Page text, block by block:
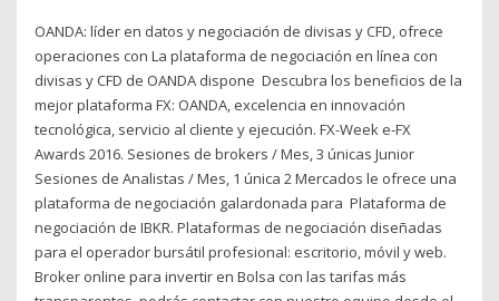
OANDA: líder en datos y negociación de divisas y CFD, ofrece
operaciones con La plataforma de negociación en línea con
divisas y CFD de OANDA dispone Descubra los beneficios de la
mejor plataforma FX: OANDA, excelencia en innovación
tecnológica, servicio al cliente y ejecución. FX-Week e-FX
Awards 2016. Sesiones de brokers / Mes, 3 únicas Junior
Sesiones de Analistas / Mes, 1 única 2 Mercados le ofrece una
plataforma de negociación galardonada para Plataforma de
negociación de IBKR. Plataformas de negociación diseñadas
para el operador bursátil profesional: escritorio, móvil y web.
Broker online para invertir en Bolsa con las tarifas más